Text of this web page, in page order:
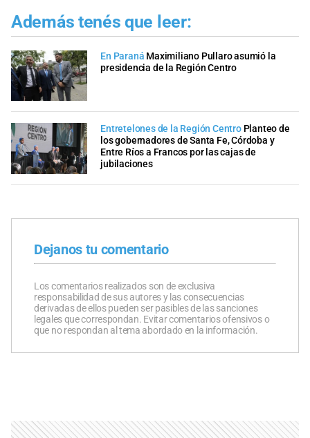
Además tenés que leer:
En Paraná Maximiliano Pullaro asumió la
presidencia de la Región Centro
Entretelones de la Región Centro Planteo de
los gobernadores de Santa Fe, Córdoba y
Entre Ríos a Francos por las cajas de
jubilaciones
Dejanos tu comentario
Los comentarios realizados son de exclusiva
responsabilidad de sus autores y las consecuencias
derivadas de ellos pueden ser pasibles de las sanciones
legales que correspondan. Evitar comentarios ofensivos o
que no respondan al tema abordado en la información.